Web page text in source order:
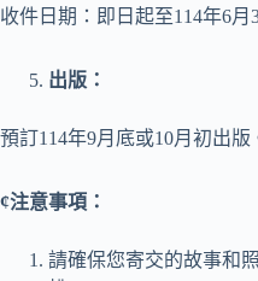
收件日期：即日起至114年6月
出版：
預訂114年9月底或10月初出版
¢注意事項：
請確保您寄交的故事和